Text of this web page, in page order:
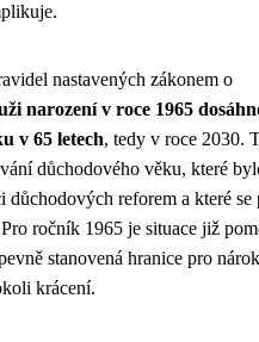
nastavených zákonem o
narození v roce 1965
v 65 letech, tedy v roce 2030.
důchodového věku, které
důchodových reforem a které se
ročník 1965 je situace již
stanovená hranice pro
krácení.